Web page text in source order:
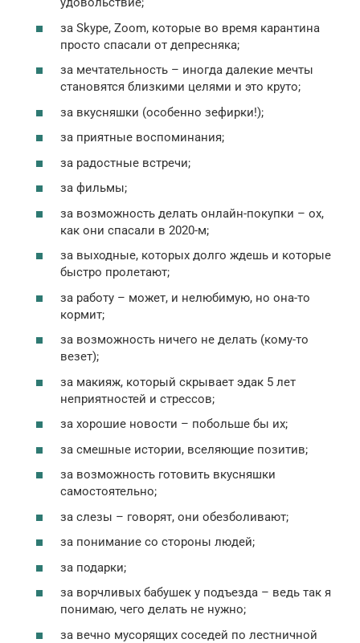
за Skype, Zoom, которые во время карантина
просто спасали от депресняка;
за мечтательность – иногда далекие мечты
становятся близкими целями и это круто;
за вкусняшки (особенно зефирки!);
за приятные воспоминания;
за радостные встречи;
за фильмы;
за возможность делать онлайн-покупки – ох,
как они спасали в 2020-м;
за выходные, которых долго ждешь и которые
быстро пролетают;
за работу – может, и нелюбимую, но она-то
кормит;
за возможность ничего не делать (кому-то
везет);
за макияж, который скрывает эдак 5 лет
неприятностей и стрессов;
за хорошие новости – побольше бы их;
за смешные истории, вселяющие позитив;
за возможность готовить вкусняшки
самостоятельно;
за слезы – говорят, они обезболивают;
за понимание со стороны людей;
за подарки;
за ворчливых бабушек у подъезда – ведь так я
понимаю, чего делать не нужно;
за вечно мусорящих соседей по лестничной